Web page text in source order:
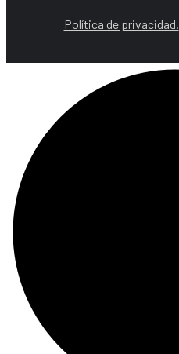
Política de privacidad.